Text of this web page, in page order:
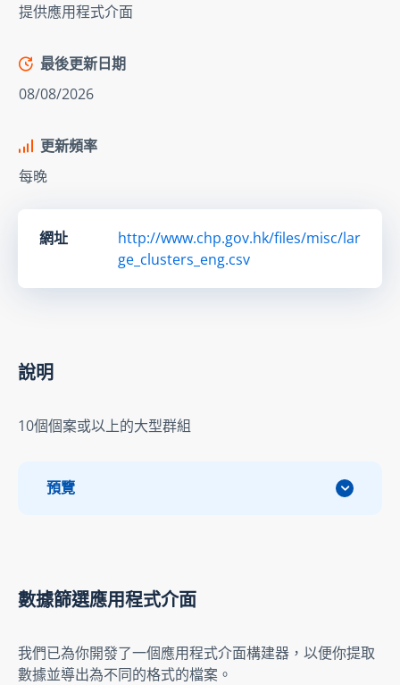
提供應用程式介面
最後更新日期
08/08/2026
更新頻率
每晚
網址
http://www.chp.gov.hk/files/misc/lar
ge_clusters_eng.csv
說明
10個個案或以上的大型群組
預覽
數據篩選應用程式介面
我們已為你開發了一個應用程式介面構建器，以便你提取
數據並導出為不同的格式的檔案。